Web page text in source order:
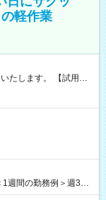
軽作業
す。 【試用期
週間の勤務例＞週3回
お仕事